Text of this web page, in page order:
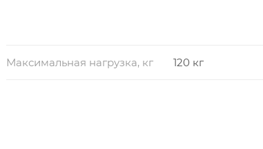
Максимальная нагрузка, кг 120 кг